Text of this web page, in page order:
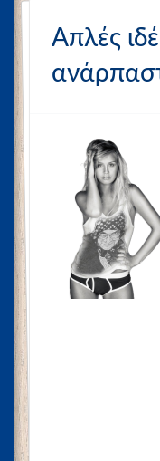
Απλές